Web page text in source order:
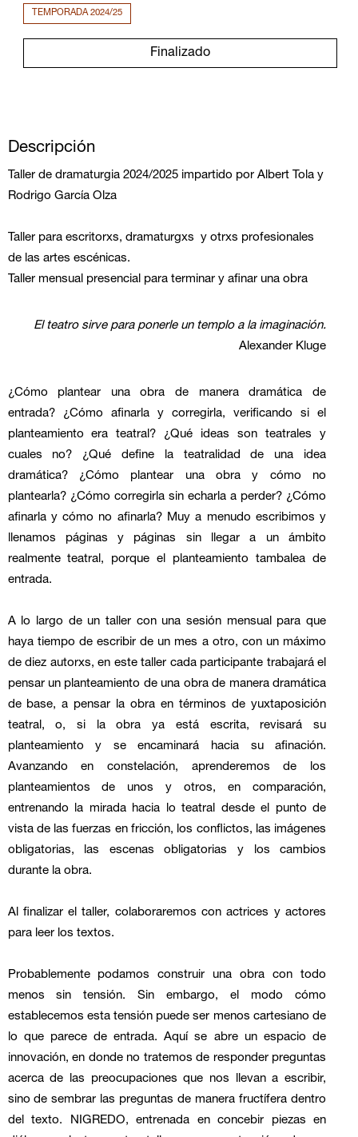
TEMPORADA 2024/25
Finalizado
Descripción
Taller de dramaturgia 2024/2025 impartido por Albert Tola y
Rodrigo García Olza
Taller para escritorxs, dramaturgxs y otrxs profesionales
de las artes escénicas.
Taller mensual presencial para terminar y afinar una obra
El teatro sirve para ponerle un templo a la imaginación.
Alexander Kluge
¿Cómo plantear una obra de manera dramática de
entrada? ¿Cómo afinarla y corregirla, verificando si el
planteamiento era teatral? ¿Qué ideas son teatrales y
cuales no? ¿Qué define la teatralidad de una idea
dramática? ¿Cómo plantear una obra y cómo no
plantearla? ¿Cómo corregirla sin echarla a perder? ¿Cómo
afinarla y cómo no afinarla? Muy a menudo escribimos y
llenamos páginas y páginas sin llegar a unámbito
realmente teatral, porque el planteamiento tambalea de
entrada.
A lo largo de un taller con una sesión mensual para que
haya tiempo de escribir de un mes a otro, con un máximo
de diez autorxs, en este taller cada participante trabajaráel
pensar un planteamiento de una obra de manera dramática
de base, a pensar la obra en términos de yuxtaposición
teatral, o, si la obra ya está escrita, revisarásu
planteamiento y se encaminará
hacia su afinación.
Avanzando en constelación, aprenderemos de los
planteamientos de unos y otros, en comparación,
entrenando la mirada hacia lo teatral desde el punto de
vista de las fuerzas en fricción, los conflictos, las imágenes
obligatorias, las escenas obligatorias y los cambios
durante la obra.
Al finalizar el taller, colaboraremos con actrices y actores
para leer los textos.
Probablemente podamos construir una obra con todo
menos sin tensión. Sin embargo, el modo cómo
establecemos esta tensión puede ser menos cartesiano de
lo que parece de entrada. Aquíse abre un espacio de
innovación, en donde no tratemos de responder preguntas
acerca de las preocupaciones que nos llevan a escribir,
sino de sembrar las preguntas de manera fructífera dentro
del texto. NIGREDO, entrenada en concebir piezas en